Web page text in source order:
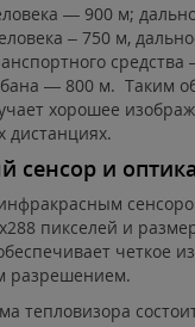
— 900 м;
– 750 м,
— 800 м. Таким
хорошее
дистанциях.
сенсор и оптика
пикселей и
четкое
разрешением.
тепловизора